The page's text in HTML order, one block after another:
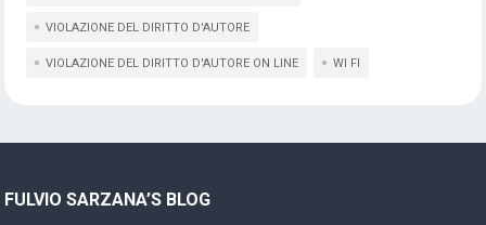
VIOLAZIONE DEL DIRITTO D'AUTORE
VIOLAZIONE DEL DIRITTO D'AUTORE ON LINE WI FI
FULVIO SARZANA’S BLOG